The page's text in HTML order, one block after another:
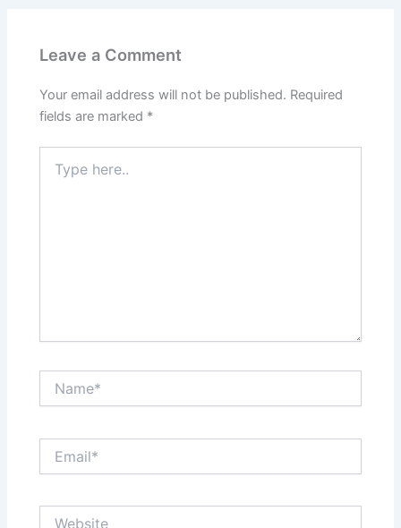
Leave a Comment
Your email address will not be published. Required
fields are marked *
here..